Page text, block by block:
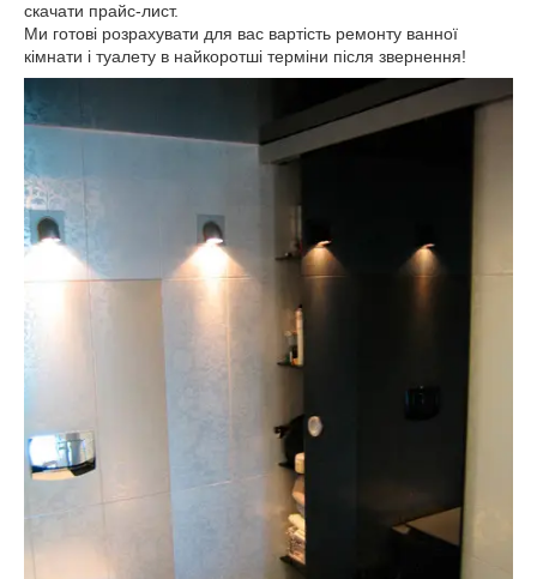
скачати прайс-лист.
Ми готові розрахувати для вас вартість ремонту ванної
кімнати і туалету в найкоротші терміни після звернення!